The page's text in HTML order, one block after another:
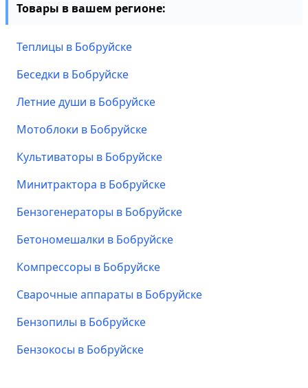
Товары в вашем регионе:
Теплицы в Бобруйске
Беседки в Бобруйске
Летние души в Бобруйске
Мотоблоки в Бобруйске
Культиваторы в Бобруйске
Минитрактора в Бобруйске
Бензогенераторы в Бобруйске
Бетономешалки в Бобруйске
Компрессоры в Бобруйске
Сварочные аппараты в Бобруйске
Бензопилы в Бобруйске
Бензокосы в Бобруйске